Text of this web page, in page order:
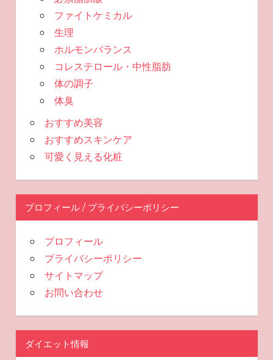
ファイトケミカル
生理
ホルモンバランス
コレステロール・中性脂肪
体の調子
体臭
おすすめ美容
おすすめスキンケア
可愛く見える化粧
プロフィール / プライバシーポリシー
プロフィール
プライバシーポリシー
サイトマップ
お問い合わせ
ダイエット情報